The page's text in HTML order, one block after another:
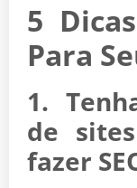
5
Para
1.
de
fazer